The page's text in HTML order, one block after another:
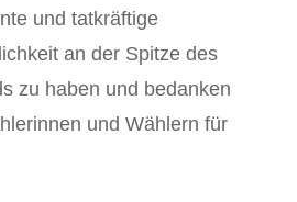
und tatkräftige
an der Spitze des
zu haben und bedanken
und Wählern für